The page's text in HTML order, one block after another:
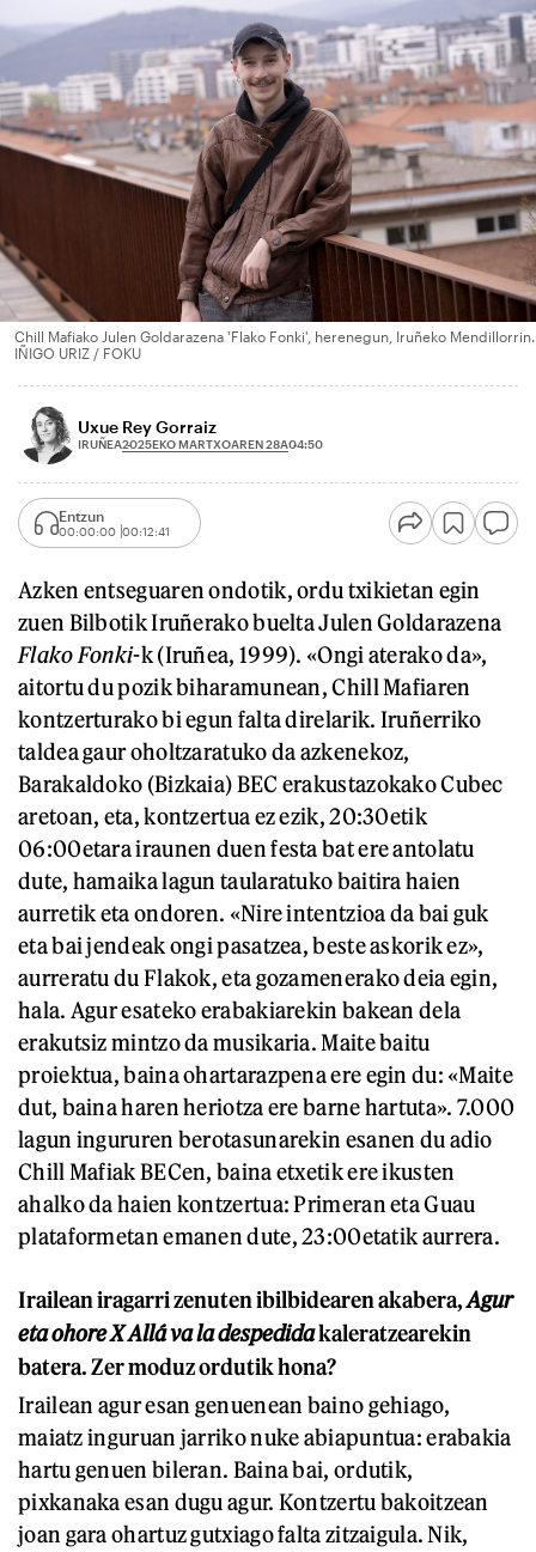
Chill Mafiako Julen Goldarazena 'Flako Fonki', herenegun, Iruñeko Mendillorrin.
IÑIGO URIZ / FOKU
Uxue Rey Gorraiz
IRUÑEA2025EKO MARTXOAREN 28A04:50
Entzun
00:00:00 00:12:41
Azken entseguaren ondotik, ordu txikietan egin
zuen Bilbotik Iruñerako buelta Julen Goldarazena
Flako Fonki-k (Iruñea, 1999). «Ongi aterako da»,
aitortu du pozik biharamunean, Chill Mafiaren
kontzerturako bi egun falta direlarik. Iruñerriko
taldea gaur oholtzaratuko da azkenekoz,
Barakaldoko (Bizkaia) BEC erakustazokako Cubec
aretoan, eta, kontzertua ez ezik, 20:30etik
06:00etara iraunen duen festa bat ere antolatu
dute, hamaika lagun taularatuko baitira haien
aurretik eta ondoren. «Nire intentzioa da bai guk
eta bai jendeak ongi pasatzea, beste askorik ez»,
aurreratu du Flakok, eta gozamenerako deia egin,
hala. Agur esateko erabakiarekin bakean dela
erakutsiz mintzo da musikaria. Maite baitu
proiektua, baina ohartarazpena ere egin du: «Maite
dut, baina haren heriotza ere barne hartuta». 7.000
lagun ingururen berotasunarekin esanen du adio
Chill Mafiak BECen, baina etxetik ere ikusten
ahalko da haien kontzertua: Primeran eta Guau
plataformetan emanen dute, 23:00etatik aurrera.
Irailean iragarri zenuten ibilbidearen akabera,Agur
eta ohore X Allá va la despedidakaleratzearekin
batera. Zer moduz ordutik hona?
Irailean agur esan genuenean baino gehiago,
maiatz inguruan jarriko nuke abiapuntua: erabakia
hartu genuen bileran. Baina bai, ordutik,
pixkanaka esan dugu agur. Kontzertu bakoitzean
joan gara ohartuz gutxiago falta zitzaigula. Nik,